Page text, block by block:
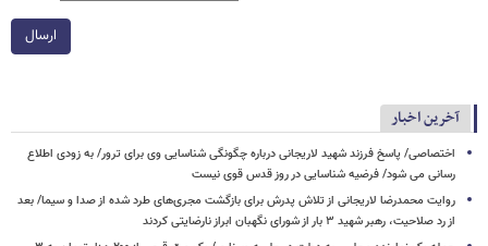
ارسال
آخرین اخبار
اختصاصی/ پاسخ فرزند شهید لاریجانی درباره چگونگی شناسایی وی برای ترور/ به زودی اطلاع
رسانی می شود/ فرضیه شناسایی در روز قدس قوی نیست
روایت محمدرضا لاریجانی از تلاش پدرش برای بازگشت مجری‌های طرد شده از صدا و سیما/ بعد
از رد صلاحیت، رهبر شهید ۳ بار از شورای نگهبان ابراز نارضایتی کردند